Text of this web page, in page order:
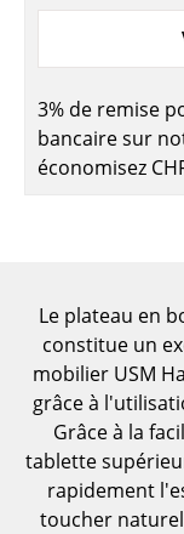
Tables
Tables
Table de
Chariots &
Rangements
Étagères &
Bibliothèques
Étagères
Buffets &
3% de remise
bancaire sur
économisez
Le plateau en
constitue un
mobilier USM
grâce à
Grâce à la
tablette
rapidement
toucher